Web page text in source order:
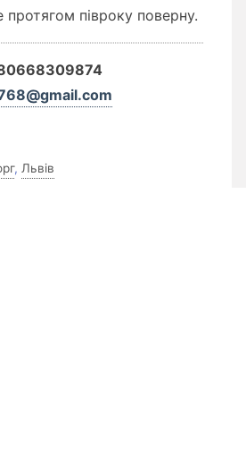
протягом півроку поверну.
, Львів